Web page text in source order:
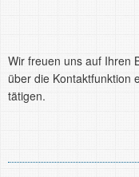
Wir freuen uns auf Ihren
über die Kontaktfunktion
tätigen.